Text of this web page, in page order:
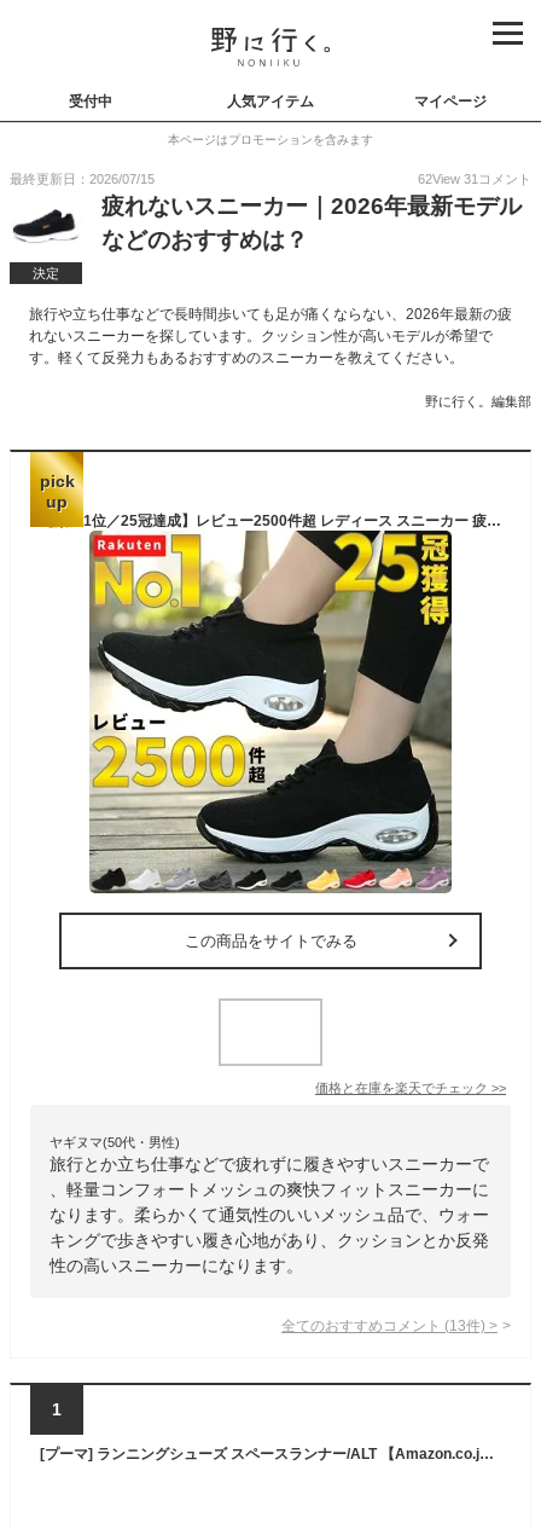
受付中 人気アイテム マイページ
本ページはプロモーションを含みます
最終更新日：2026/07/15 62View 31 コメント
決定
疲れないスニーカー｜2026年最新モデル
などのおすすめは？
旅行や立ち仕事などで長時間歩いても足が痛くならない、2026年最新の疲
れないスニーカーを探しています。クッション性が高いモデルが希望で
す。軽くて反発力もあるおすすめのスニーカーを教えてください。
野に行く。編集部
pick
up
【楽天1位／25冠達成】レビュー2500件超 レディース スニーカー 疲れにくい 歩きやすい 厚底 4E 幅広 黒 スリッポン 軽量 コンフォート ウォーキング シューズ 外反母趾 滑らない 通勤 きれいめ おしゃれ 靴 ニット メッシュ フィット 柔らかい ダイエット 姿勢 バランス
この商品をサイトでみる
価格と在庫を楽天でチェック >>
ヤギヌマ(50代・男性)
旅行とか立ち仕事などで疲れずに履きやすいスニーカーで
、軽量コンフォートメッシュの爽快フィットスニーカーに
なります。柔らかくて通気性のいいメッシュ品で、ウォー
キングで歩きやすい履き心地があり、クッションとか反発
性の高いスニーカーになります。
全てのおすすめコメント (13件) >
1
[プーマ] ランニングシューズ スペースランナー/ALT 【Amazon.co.jp限定】 ユニセックス大人 25年春夏カラー プーマ ブラック/プーマ ホワイト (01) 24.0 cm